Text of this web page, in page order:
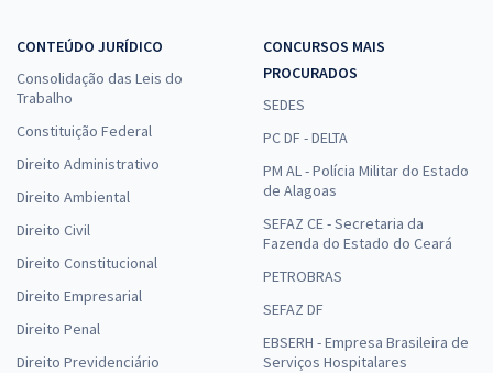
CONTEÚDO JURÍDICO
Consolidação das Leis do
Trabalho
Constituição Federal
Direito Administrativo
Direito Ambiental
Direito Civil
Direito Constitucional
Direito Empresarial
Direito Penal
Direito Previdenciário
CONCURSOS MAIS
PROCURADOS
SEDES
PC DF - DELTA
PM AL - Polícia Militar do Estado
de Alagoas
SEFAZ CE - Secretaria da
Fazenda do Estado do Ceará
PETROBRAS
SEFAZ DF
EBSERH - Empresa Brasileira de
Serviços Hospitalares